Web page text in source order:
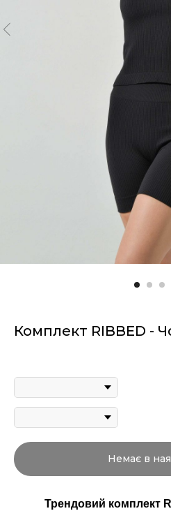
Комплект RIBBED -
Немає в
Трендовий комплект